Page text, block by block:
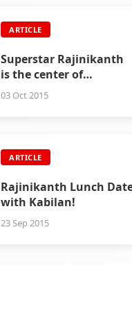
ARTICLE
Superstar Rajinikanth
is the center of
attraction at ISL
03 Oct 2015
ARTICLE
Rajinikanth Lunch
with Kabilan!
23 Sep 2015